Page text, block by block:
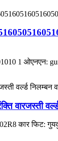
1 ओएनएन:
वारजस्ती
कार फिट: